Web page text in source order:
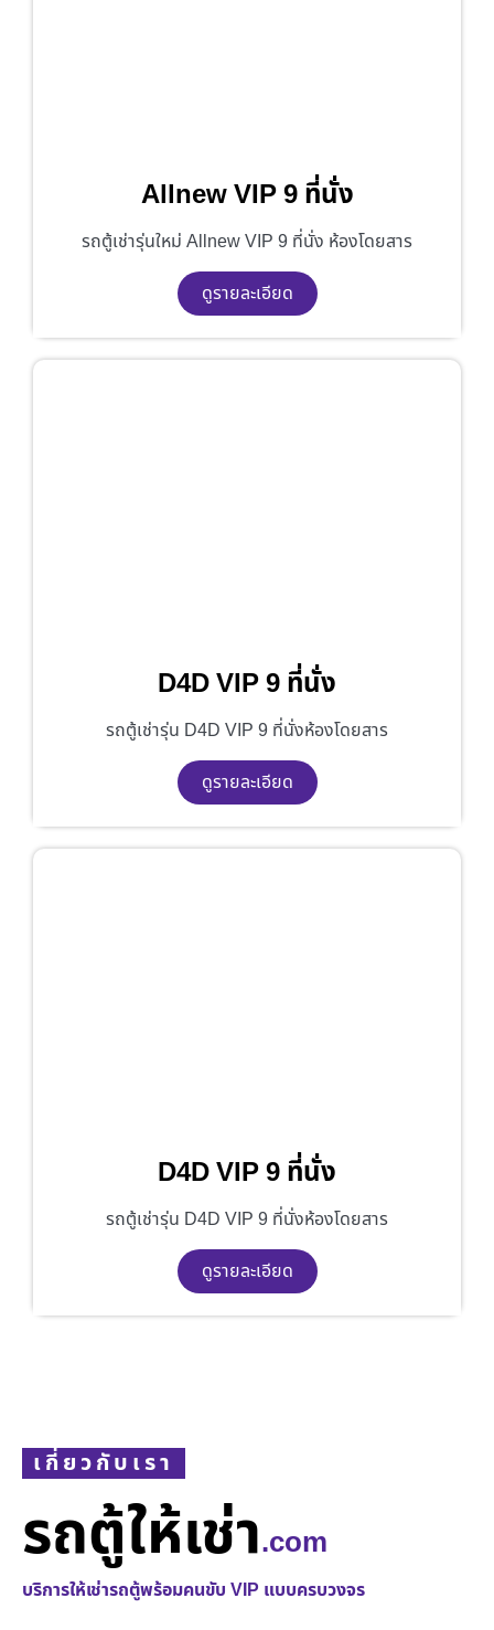
Allnew VIP 9 ที่นั่ง
รถตู้เช่ารุ่นใหม่ Allnew VIP 9 ที่นั่ง ห้องโดยสาร
ดูรายละเอียด
D4D VIP 9 ที่นั่ง
รถตู้เช่ารุ่น D4D VIP 9 ที่นั่งห้องโดยสาร
ดูรายละเอียด
D4D VIP 9 ที่นั่ง
รถตู้เช่ารุ่น D4D VIP 9 ที่นั่งห้องโดยสาร
ดูรายละเอียด
เกี่ยวกับเรา
รถตู้ให้เช่า.com
บริการให้เช่ารถตู้พร้อมคนขับ VIP แบบครบวงจร